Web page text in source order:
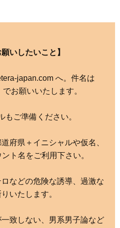
いしたいこと】
japan.com へ。件名は
でお願いいたします。
もご準備ください。
府県＋イニシャルや仮名、
ト名をご利用下さい。
などの危険な誘導、過激な
いたします。
一致しない、男系男子論など